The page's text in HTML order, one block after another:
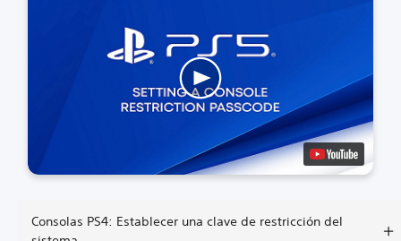
Consolas PS4: Establecer una clave de restricción del